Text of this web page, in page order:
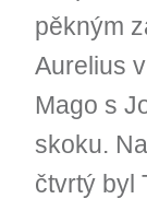
pěkným
Aurelius
Mago s
skoku.
čtvrtý byl